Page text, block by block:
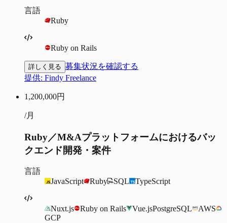
言語
Ruby
Ruby on Rails
詳しく見る 募集状況を確認する
提供: Findy Freelance
1,200,000円
/月
Ruby／M&Aプラットフォームにおけるバッ
クエンド開発・案件
言語
JavaScript
Ruby SQL TypeScript
Nuxt.js Ruby on Rails Vue.jsPostgreSQL
AWS
GCP